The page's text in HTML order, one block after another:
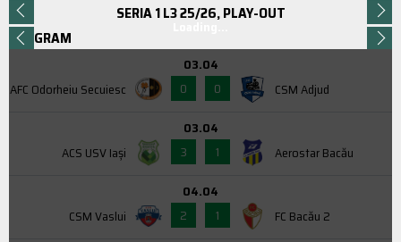
SERIA 1 L3 25/26, PLAY-OUT
PROGRAM
AFC Odorheiu Secuiesc
03.04
0
0 CSM Adjud
ACS USV Iaşi
03.04
3
1 Aerostar Bacău
CSM Vaslui
04.04
2
1 FC Bacău 2